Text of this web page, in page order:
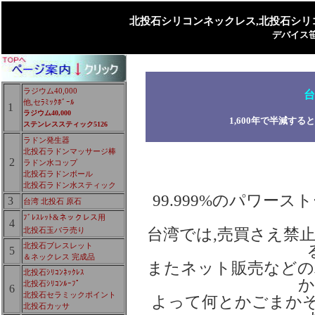
北投石シリコンネックレス,北投石シ
デバイス
1
ラジウム40,000
他,セﾗﾐｯｸﾎﾞｰﾙ
ラジウム40,000
ステンレススティック5126
2
ラドン発生器
北投石ラドンマッサージ棒
ラドン水コップ
北投石ラドンボール
北投石ラドン水スティック
3 台湾 北投石 原石
4
ﾌﾞﾚｽﾚｯﾄ&ネックレス用
北投石玉バラ売り
5
北投石ブレスレット
＆ネックレス 完成品
6
北投石ｼﾘｺﾝﾈｯｸﾚｽ
北投石ｼﾘｺﾝﾙｰﾌﾟ
北投石セラミックポイント
北投石カッサ
1,600年で半減する
99.999%のパワース
台湾では,売買さえ禁
またネット販売など
よって何とかごまか